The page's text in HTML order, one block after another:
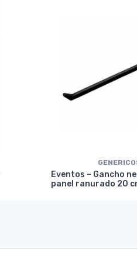
Eventos – Gancho
panel ranurado 20